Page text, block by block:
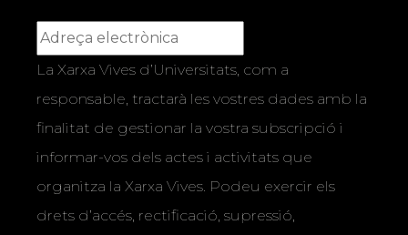
La Xarxa Vives d’Universitats, com a
responsable, tractarà les vostres dades amb la
finalitat de gestionar la vostra subscripció i
informar-vos dels actes i activitats que
organitza la Xarxa Vives. Podeu exercir els
drets d’accés, rectificació, supressió,